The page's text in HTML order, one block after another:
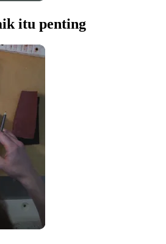
itu penting